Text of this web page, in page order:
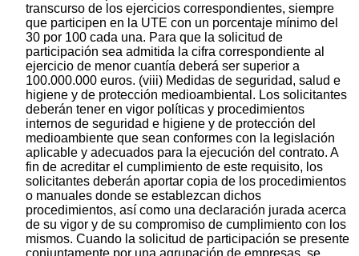
transcurso de los ejercicios correspondientes, siempre
que participen en la UTE con un porcentaje mínimo del
30 por 100 cada una. Para que la solicitud de
participación sea admitida la cifra correspondiente al
ejercicio de menor cuantía deberá ser superior a
100.000.000 euros. (viii) Medidas de seguridad, salud e
higiene y de protección medioambiental. Los solicitantes
deberán tener en vigor políticas y procedimientos
internos de seguridad e higiene y de protección del
medioambiente que sean conformes con la legislación
aplicable y adecuados para la ejecución del contrato. A
fin de acreditar el cumplimiento de este requisito, los
solicitantes deberán aportar copia de los procedimientos
o manuales donde se establezcan dichos
procedimientos, así como una declaración jurada acerca
de su vigor y de su compromiso de cumplimiento con los
mismos. Cuando la solicitud de participación se presente